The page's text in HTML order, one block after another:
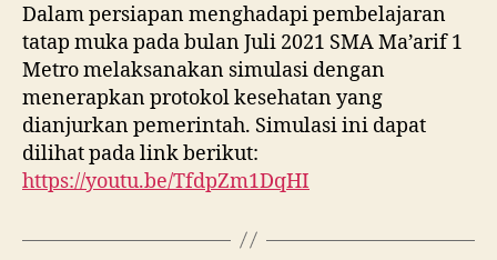
Prokes
Covid-
19
Dalam persiapan menghadapi pembelajaran
tatap muka pada bulan Juli 2021 SMA Ma’arif 1
Metro melaksanakan simulasi dengan
menerapkan protokol kesehatan yang
dianjurkan pemerintah. Simulasi ini dapat
dilihat pada link berikut:
https://youtu.be/TfdpZm1DqHI